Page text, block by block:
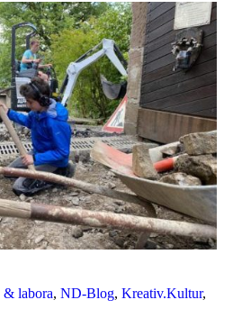
& labora, ND-Blog, Kreativ.Kultur,